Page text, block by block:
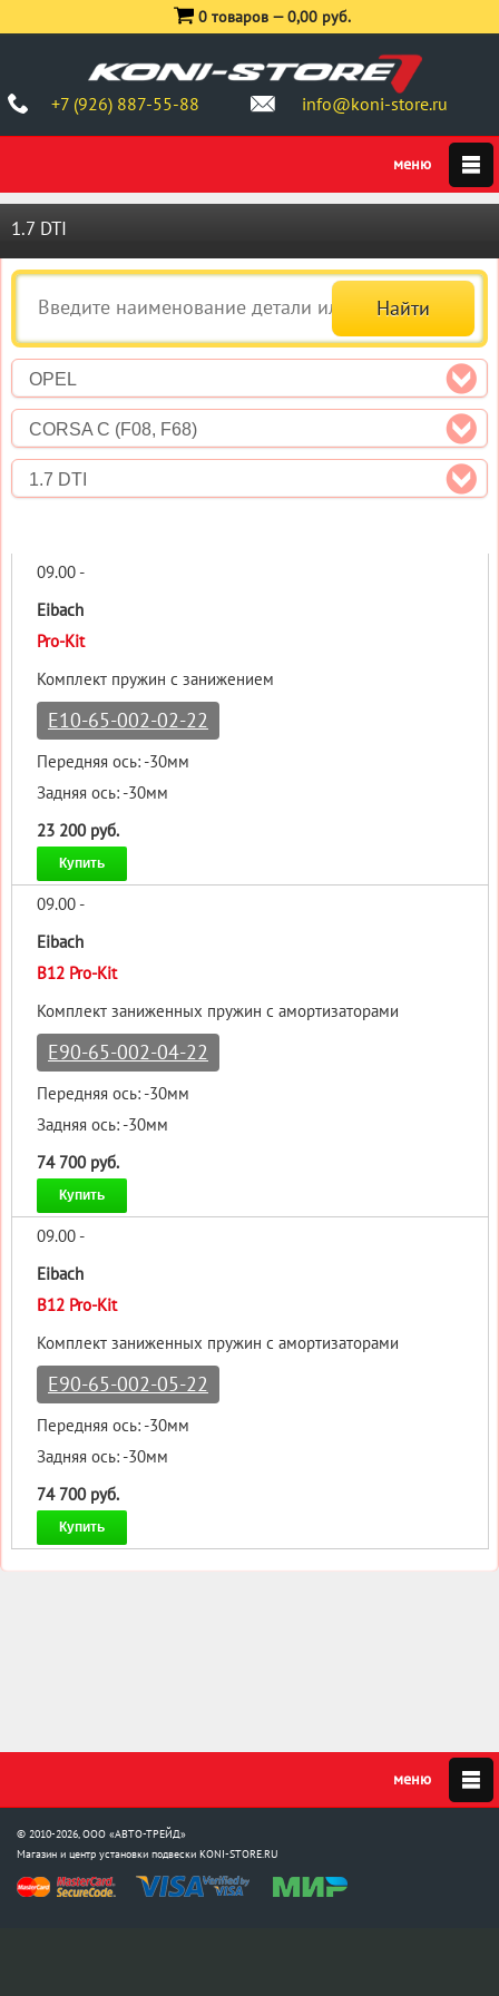
+7 (926) 887-55-88 info@koni-store.ru
0 товаров —0,00 руб.
1.7 DTI
OPEL
CORSA C (F08, F68)
1.7 DTI
09.00 -
Eibach
Pro-Kit
Комплект пружин с занижением
E10-65-002-02-22
Передняя ось: -30мм
Задняя ось: -30мм
23 200 руб.
Купить
09.00 -
Eibach
B12 Pro-Kit
Комплект заниженных пружин с амортизаторами
E90-65-002-04-22
Передняя ось: -30мм
Задняя ось: -30мм
74 700 руб.
Купить
09.00 -
Eibach
B12 Pro-Kit
Комплект заниженных пружин с амортизаторами
E90-65-002-05-22
Передняя ось: -30мм
Задняя ось: -30мм
74 700 руб.
Купить
© 2010-2026, ООО «АВТО-ТРЕЙД»
Магазин и центр установки подвески KONI-STORE.RU